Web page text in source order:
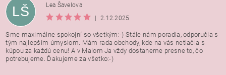
LŠ
Lea Šavelova
2.12.2025
Sme maximálne spokojní so všetkým:-) Stále nám poradia, odporučia s
tým najlepším úmyslom. Mám rada obchody, kde na vás netlačia s
kúpou za každú cenu! A v Malom Ja vždy dostaneme presne to, čo
potrebujeme. Ďakujeme za všetko:-)